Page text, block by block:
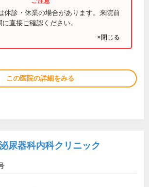
休診・休業の場合があります。来院前
直接ご確認ください。
×閉じる
この医院の詳細をみる
尿器科内科クリニック